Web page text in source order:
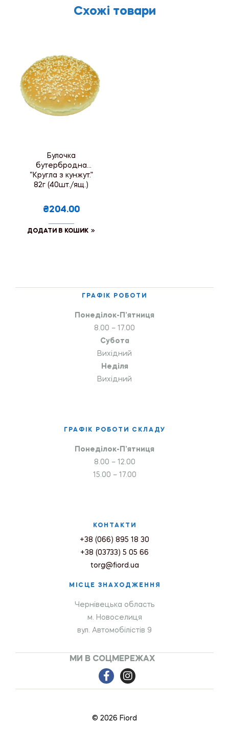
Схожі товари
Булочка
бутербродна
“Кругла з кунжут.”
82г (40шт./ящ.)
₴204.00
ДОДАТИ В КОШИК
ГРАФІК РОБОТИ
Понеділок-П’ятниця
8.00 – 17.00
Субота
Вихідний
Неділя
Вихідний
ГРАФІК РОБОТИ СКЛАДУ
Понеділок-П’ятниця
8.00 – 12.00
15.00 – 17.00
КОНТАКТИ
+38 (066) 895 18 30
+38 (03733) 5 05 66
torg@fiord.ua
МІСЦЕ ЗНАХОДЖЕННЯ
Чернівецька область
м. Новоселиця
вул. Автомобілістів 9
МИ В СОЦМЕРЕЖАХ
© 2026 Fiord